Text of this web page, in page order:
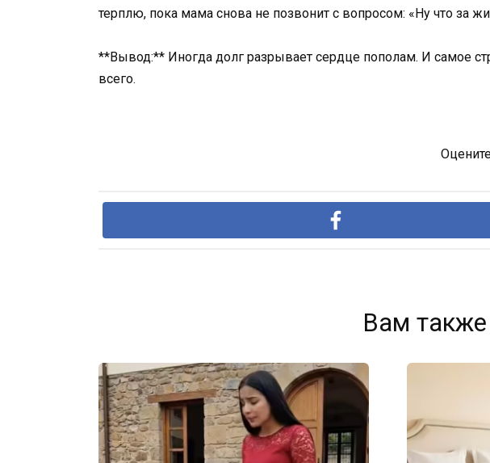
терплю, пока мама снова не позвонит с вопросом: «Ну что за
**Вывод:** Иногда долг разрывает сердце пополам. И самое
всего.
Вам